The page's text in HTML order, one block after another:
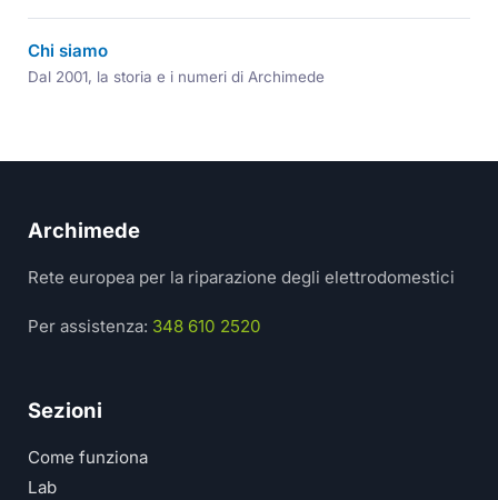
Chi siamo
Dal 2001, la storia e i numeri di Archimede
Archimede
Rete europea per la riparazione degli elettrodomestici
Per assistenza: 348 610 2520
Sezioni
Come funziona
Lab